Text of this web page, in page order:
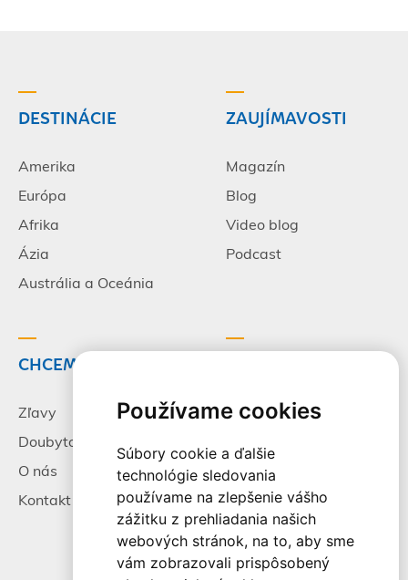
Používame cookies
Súbory cookie a ďalšie
technológie sledovania
používame na zlepšenie vášho
zážitku z prehliadania našich
webových stránok, na to, aby sme
vám zobrazovali prispôsobený
DESTINÁCIE
Amerika
Európa
Afrika
Ázia
Austrália a Oceánia
ZAUJÍMAVOSTI
Magazín
Blog
Video blog
Podcast
CHCEM CESTOVAŤ
Zľavy
Doubytovanie
O nás
Kontakt
Pracovné príležitosti
Všeobecné zmluvné
podmienky
Alternatívne riešenie
sporov
Spracovanie osobných